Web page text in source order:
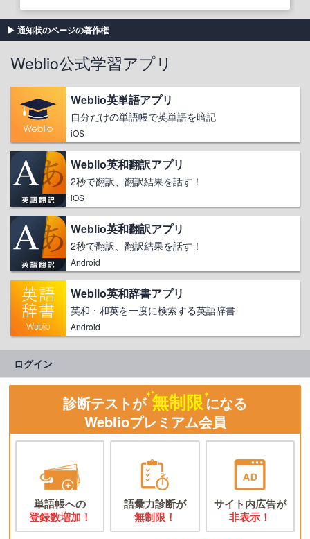
通知状のページの著作権
Weblio公式学習アプリ
Weblio英単語アプリ
自分だけの単語帳で英単語を暗記
iOS
Weblio英和翻訳アプリ
2秒で翻訳、翻訳結果を話す！
iOS
Weblio英和翻訳アプリ
2秒で翻訳、翻訳結果を話す！
Android
Weblio英和辞書アプリ
英和・和英を一度に検索する英語辞書
Android
ログイン
診断テストが 無制限になる
Weblioプレミアム会員
単語帳への
登録数増加！
語彙力診断が
無制限！
サイト内広告が
非表示！